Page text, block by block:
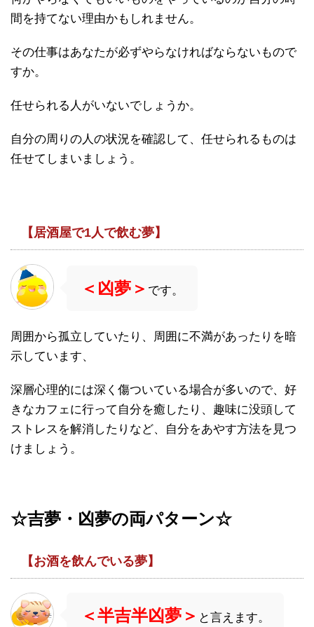
間を持てない理由かもしれません。
その仕事はあなたが必ずやらなければならないもので
すか。
任せられる人がいないでしょうか。
自分の周りの人の状況を確認して、任せられるものは
任せてしまいましょう。
【居酒屋で1人で飲む夢】
＜凶夢＞ です。
周囲から孤立していたり、周囲に不満があったりを暗
示しています、
深層心理的には深く傷ついている場合が多いので、好
きなカフェに行って自分を癒したり、趣味に没頭して
ストレスを解消したりなど、自分をあやす方法を見つ
けましょう。
☆吉夢・凶夢の両パターン☆
【お酒を飲んでいる夢】
＜半吉半凶夢＞ と言えます。